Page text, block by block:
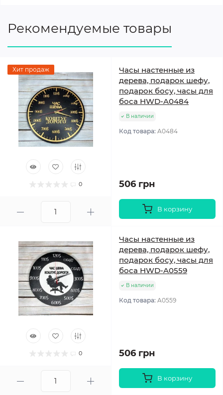
Рекомендуемые товары
Хит продаж
0
Часы настенные из
дерева, подарок шефу,
подарок босу, часы для
боса HWD-A0484
В наличии
Код товара: A0484
506 грн
В корзину
0
Часы настенные из
дерева, подарок шефу,
подарок босу, часы для
боса HWD-A0559
В наличии
Код товара: A0559
506 грн
В корзину